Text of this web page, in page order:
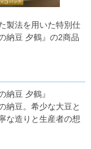
製法を用いた特別仕
納豆 夕鶴』の2商品
納豆 夕鶴』
納豆。希少な大豆と
な造りと生産者の想